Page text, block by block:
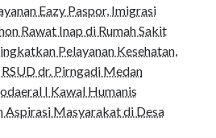
Eazy Paspor, Imigrasi
Rawat Inap di Rumah Sakit
Pelayanan Kesehatan,
dr. Pirngadi Medan‎
I Kawal Humanis
Aspirasi Masyarakat di Desa